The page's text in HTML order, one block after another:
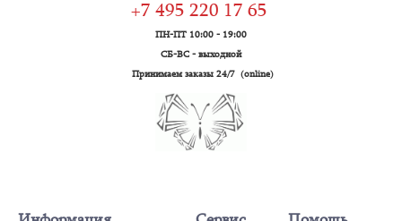
+7 495 220 17 65
ПН-ПТ 10:00 - 19:00
СБ-ВС - выходной
Принимаем заказы 24/7 (online)